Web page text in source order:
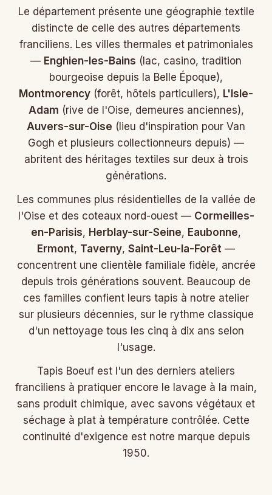
Le département présente une géographie textile
distincte de celle des autres départements
franciliens. Les villes thermales et patrimoniales
— Enghien-les-Bains (lac, casino, tradition
bourgeoise depuis la Belle Époque),
Montmorency (forêt, hôtels particuliers), L'Isle-
Adam (rive de l'Oise, demeures anciennes),
Auvers-sur-Oise (lieu d'inspiration pour Van
Gogh et plusieurs collectionneurs depuis) —
abritent des héritages textiles sur deux à trois
générations.
Les communes plus résidentielles de la vallée de
l'Oise et des coteaux nord-ouest — Cormeilles-
en-Parisis, Herblay-sur-Seine, Eaubonne,
Ermont, Taverny, Saint-Leu-la-Forêt —
concentrent une clientèle familiale fidèle, ancrée
depuis trois générations souvent. Beaucoup de
ces familles confient leurs tapis à notre atelier
sur plusieurs décennies, sur le rythme classique
d'un nettoyage tous les cinq à dix ans selon
l'usage.
Tapis Boeuf est l'un des derniers ateliers
franciliens à pratiquer encore le lavage à la main,
sans produit chimique, avec savons végétaux et
séchage à plat à température contrôlée. Cette
continuité d'exigence est notre marque depuis
1950.